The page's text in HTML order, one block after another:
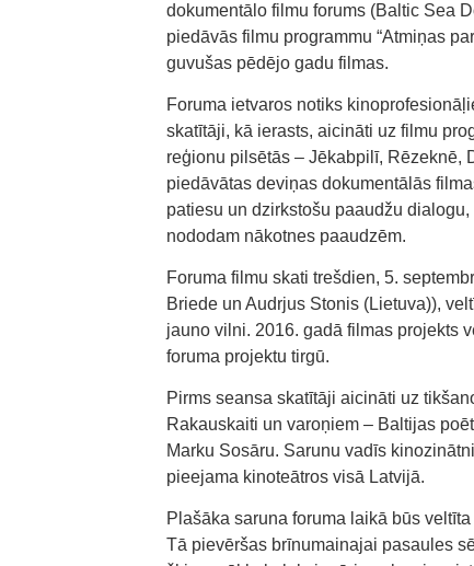
dokumentālo filmu forums (Baltic Sea
piedāvās filmu programmu “Atmiņas
guvušas pēdējo gadu filmas.
Foruma ietvaros notiks
skatītāji, kā ierasts, aicināti uz filmu
reģionu pilsētās – Jēkabpilī, Rēzeknē,
piedāvātas deviņas dokumentālās
patiesu un dzirkstošu paaudžu
nododam nākotnes paaudzēm.
Foruma filmu skati trešdien, 5.
Briede un Audrjus Stonis (Lietuva)),
jauno vilni. 2016. gadā filmas projekts
foruma projektu tirgū.
Pirms seansa skatītāji aicināti uz
Rakauskaiti un varoņiem – Baltijas
Marku Sosāru. Sarunu vadīs
pieejama kinoteātros visā Latvijā.
Plašāka saruna foruma laikā būs
Tā pievēršas brīnumainajai pasaules